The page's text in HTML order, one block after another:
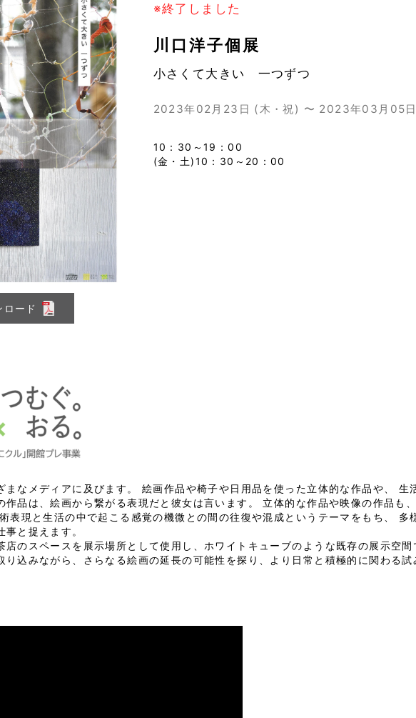
ード
※終了しました
川口洋子個展
小さくて大きい 一つずつ
2023年02月23日 (木・祝) 〜 2023年03月05
10：30～19：00
(金・土)10：30～20：00
まなメディアに及びます。 絵画作品や椅子や日用品を使った立体的な作品や、
作品は、絵画から繋がる表現だと彼女は言います。 立体的な作品や映像の作品も
表現と生活の中で起こる感覚の機微との間の往復や混成というテーマをもち、 多
と捉えます。
店のスペースを展示場所として使用し、ホワイトキューブのような既存の展示空間
り込みながら、さらなる絵画の延長の可能性を探り、より日常と積極的に関わる試